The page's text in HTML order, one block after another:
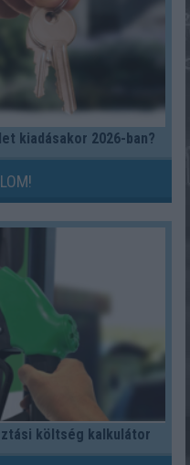
kiadásakor 2026-ban?
költség kalkulátor